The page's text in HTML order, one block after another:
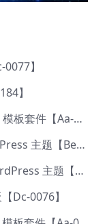
】
】
Jarvis – 网络安全服务 Elementor 模板套件【Aa-0035】
lmpeka v1.3.9-创意多用途 WordPress 主题【Be-0064】
Rhye v3.5.3 – AJAX Portfolio WordPress 主题【Bi-0049】
Dc-0076】